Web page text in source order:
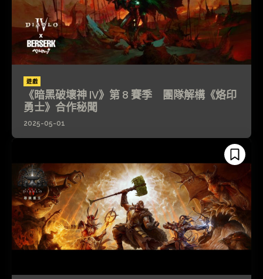
遊戲
《暗黑破壞神 IV》第 8 賽季 團隊解構《烙印
勇士》合作秘聞
2025-05-01